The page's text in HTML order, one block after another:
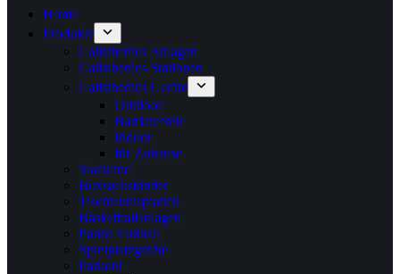
Home
Produkte
Calisthenics Anlagen
Calisthenics Stationen
Calisthenics Geräte
Outdoor
Barrierefreie
Indoor
für Zuhause
Slackline
Boxsackständer
Tischtennisplatten
Basketballanlagen
Panna Fußball
Spielplatzgeräte
Parkour